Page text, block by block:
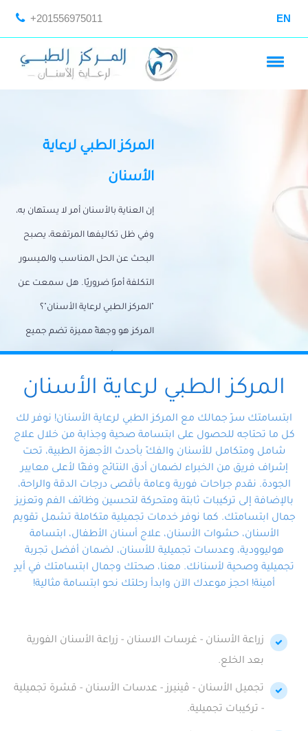
+201556975011 EN
المركز الطبي لرعاية
الأسنان
إن العناية بالأسنان أمر لا يستهان به،
وفي ظل تكاليفها المرتفعة، يصبح
البحث عن الحل المناسب والميسور
التكلفة أمرًا ضروريًا. هل سمعت عن
"المركز الطبي لرعاية الأسنان"؟
المركز هو وجهةً مميزة تضم جميع
احتياجات الأسنان تحت سقف واحد،
وتضمن لك حلاً شاملًا لجميع
المتخصص ذوي الخبرة، ستجد نفسك
في أيد أمينة تلبي احتياجاتك بكل
احترافية ودقة.
المركز الطبي لرعاية الأسنان
ابتسامتك سرّ جمالك مع المركز الطبي لرعاية الأسنان! نوفر لك
كل ما تحتاجه للحصول على ابتسامة صحية وجذابة من خلال علاج
شامل ومتكامل للأسنان والفكّ بأحدث الأجهزة الطبية، تحت
إشراف فريق من الخبراء لضمان أدق النتائج وفقًا لأعلى معايير
الجودة. نقدم جراحات فورية وعامة بأقصى درجات الدقة والراحة،
بالإضافة إلى تركيبات ثابتة ومتحركة لتحسين وظائف الفم وتعزيز
جمال ابتسامتك. كما نوفر خدمات تجميلية متكاملة تشمل تقويم
الأسنان، حشوات الأسنان، علاج أسنان الأطفال، ابتسامة
هوليوودية، وعدسات تجميلية للأسنان، لضمان أفضل تجربة
تجميلية وصحية لأسنانك. معنا، صحتك وجمال ابتسامتك في أيدٍ
أمينة! احجز موعدك الآن وابدأ رحلتك نحو ابتسامة مثالية!
زراعة الأسنان - غرسات الاسنان - زراعة الأسنان الفورية
بعد الخلع.
تجميل الأسنان - ڤينيرز - عدسات الأسنان - قشرة تجميلية
- تركيبات تجميلية.